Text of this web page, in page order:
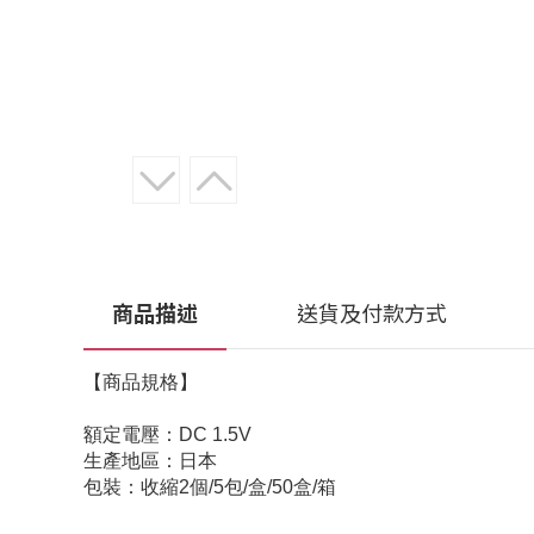
商品描述 送貨及付款方式
【商品規格】
額定電壓：DC 1.5V
生產地區：日本
包裝：收縮2個/5包/盒/50盒/箱